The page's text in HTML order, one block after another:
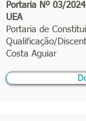
Portaria Nº 03/
UEA
Portaria de
Qualificação/
Costa Aguiar